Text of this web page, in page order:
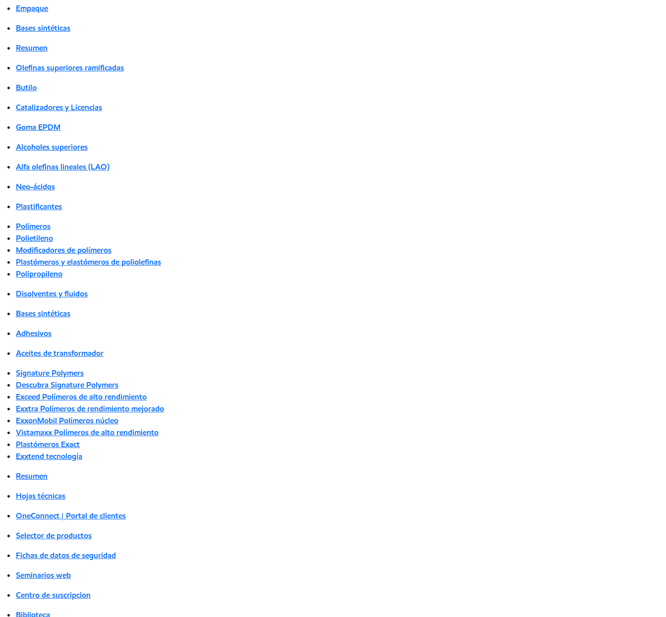
Empaque
Bases sintéticas
Resumen
Olefinas superiores ramificadas
Butilo
Catalizadores y Licencias
Goma EPDM
Alcoholes superiores
Alfa olefinas lineales (LAO)
Neo-ácidos
Plastificantes
Polímeros
Polietileno
Modificadores de polímeros
Plastómeros y elastómeros de poliolefinas
Polipropileno
Disolventes y fluidos
Bases sintéticas
Adhesivos
Aceites de transformador
Signature Polymers
Descubra Signature Polymers
Exceed Polímeros de alto rendimiento
Exxtra Polímeros de rendimiento mejorado
ExxonMobil Polímeros núcleo
Vistamaxx Polímeros de alto rendimiento
Plastómeros Exact
Exxtend tecnología
Resumen
Hojas técnicas
OneConnect | Portal de clientes
Selector de productos
Fichas de datos de seguridad
Seminarios web
Centro de suscripcion
Biblioteca